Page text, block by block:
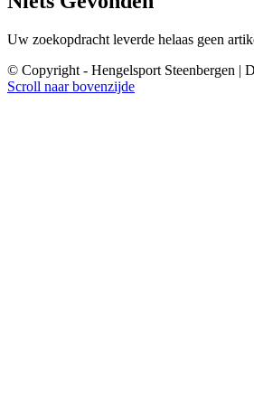
Uw zoekopdracht leverde helaas geen
© Copyright - Hengelsport Steenbergen |
Scroll naar bovenzijde